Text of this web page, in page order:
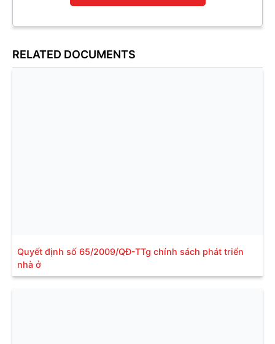
RELATED DOCUMENTS
Quyết định số 65/2009/QĐ-TTg chính sách phát triển
nhà ở